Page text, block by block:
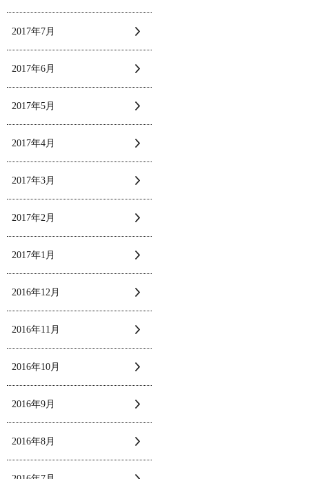
2017年7月
2017年6月
2017年5月
2017年4月
2017年3月
2017年2月
2017年1月
2016年12月
2016年11月
2016年10月
2016年9月
2016年8月